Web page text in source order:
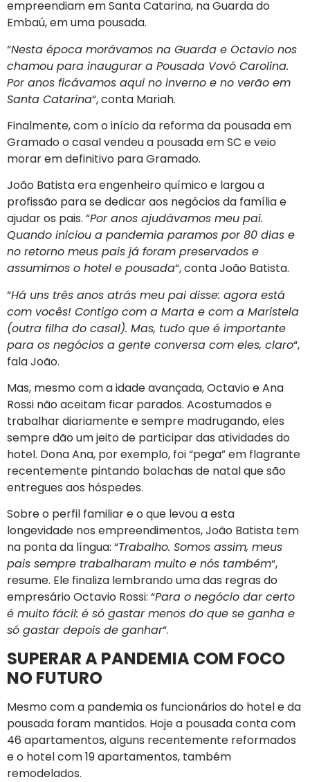
empreendiam em Santa Catarina, na Guarda do
Embaú, em uma pousada.
“Nesta época morávamos na Guarda e Octavio nos
chamou para inaugurar a Pousada Vovó Carolina.
Por anos ficávamos aqui no inverno e no verão em
Santa Catarina“, conta Mariah.
Finalmente, com o início da reforma da pousada em
Gramado o casal vendeu a pousada em SC e veio
morar em definitivo para Gramado.
João Batista era engenheiro químico e largou a
profissão para se dedicar aos negócios da família e
ajudar os pais. “Por anos ajudávamos meu pai.
Quando iniciou a pandemia paramos por 80 dias e
no retorno meus pais já foram preservados e
assumimos o hotel e pousada“, conta João Batista.
“Há uns três anos atrás meu pai disse: agora está
com vocês! Contigo com a Marta e com a Maristela
(outra filha do casal). Mas, tudo que é importante
para os negócios a gente conversa com eles, claro“,
fala João.
Mas, mesmo com a idade avançada, Octavio e Ana
Rossi não aceitam ficar parados. Acostumados e
trabalhar diariamente e sempre madrugando, eles
sempre dão um jeito de participar das atividades do
hotel. Dona Ana, por exemplo, foi “pega” em flagrante
recentemente pintando bolachas de natal que são
entregues aos hóspedes.
Sobre o perfil familiar e o que levou a esta
longevidade nos empreendimentos, João Batista tem
na ponta da língua: “Trabalho. Somos assim, meus
pais sempre trabalharam muito e nós também“,
resume. Ele finaliza lembrando uma das regras do
empresário Octavio Rossi: “Para o negócio dar certo
é muito fácil: é só gastar menos do que se ganha e
só gastar depois de ganhar“.
SUPERAR A PANDEMIA COM FOCO
NO FUTURO
Mesmo com a pandemia os funcionários do hotel e da
pousada foram mantidos. Hoje a pousada conta com
46 apartamentos, alguns recentemente reformados
e o hotel com 19 apartamentos, também
remodelados.